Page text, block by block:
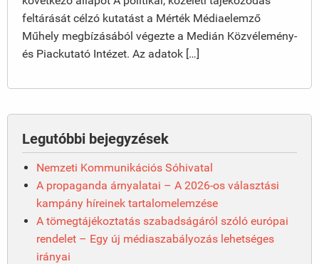
feltárását célzó kutatást a Mérték Médiaelemző
Műhely megbízásából végezte a Medián Közvélemény-
és Piackutató Intézet. Az adatok […]
Legutóbbi bejegyzések
Nemzeti Kommunikációs Sóhivatal
A propaganda árnyalatai – A 2026-os választási
kampány híreinek tartalomelemzése
A tömegtájékoztatás szabadságáról szóló európai
rendelet – Egy új médiaszabályozás lehetséges
irányai